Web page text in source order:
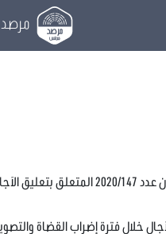
مرصد
الاستماع إلى أستاذ مختص في القانون حول مقترح